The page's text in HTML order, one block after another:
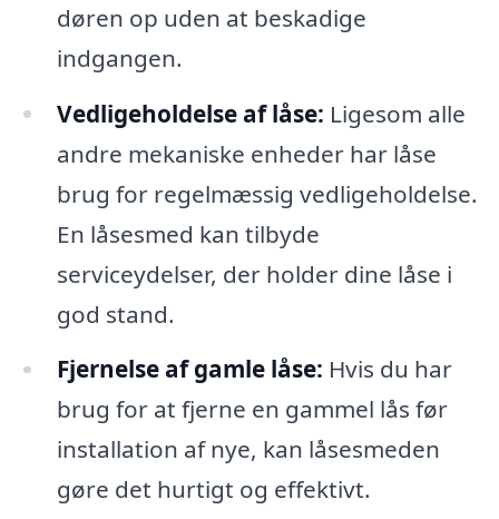
døren op uden at beskadige
indgangen.
Vedligeholdelse af låse: Ligesom alle
andre mekaniske enheder har låse
brug for regelmæssig vedligeholdelse.
En låsesmed kan tilbyde
serviceydelser, der holder dine låse i
god stand.
Fjernelse af gamle låse: Hvis du har
brug for at fjerne en gammel lås før
installation af nye, kan låsesmeden
gøre det hurtigt og effektivt.